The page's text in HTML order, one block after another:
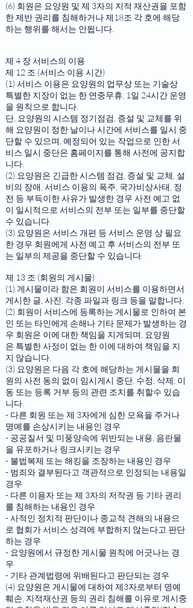
(6) 회원은 요양원 및 제 3자의 지적 재산권을 포함
한 제반 권리를 침해하거나 제18조 각 호에 해당
하는 행위를 해서는 안됩니다.
제 4 장 서비스의 이용
제 12 조 (서비스 이용 시간)
(1) 서비스 이용은 요양원의 업무상 또는 기술상
특별한 지장이 없는 한 연중무휴, 1일 24시간 운영
을 원칙으로 합니다.
단, 요양원의 시스템 정기점검, 증설 및 교체를 위
해 요양원이 정한 날이나 시간에 서비스를 일시 중
단할 수 있으며, 예정되어 있는 작업으로 인한 서
비스 일시 중단은 홈페이지를 통해 사전에 공지합
니다.
(2) 요양원은 긴급한 시스템 점검, 증설 및 교체, 설
비의 장애, 서비스 이용의 폭주, 국가비상사태, 정
전 등 부득이한 사유가 발생한 경우 사전 예고 없
이 일시적으로 서비스의 전부 또는 일부를 중단할
수 있습니다.
(3) 요양원은 서비스 개편 등 서비스 운영 상 필요
한 경우 회원에게 사전 예고 후 서비스의 전부 또
는 일부의 제공을 중단할 수 있습니다.
제 13 조 (회원의 게시물)
(1) 게시물이라 함은 회원이 서비스를 이용하면서
게시한 글, 사진, 각종 파일과 링크 등을 말합니다.
(2) 회원이 서비스에 등록하는 게시물로 인하여 본
인 또는 타인에게 손해나 기타 문제가 발생하는 경
우 회원은 이에 대한 책임을 지게되며, 요양원
은 특별한 사정이 없는 한 이에 대하여 책임을 지
지 않습니다.
(3) 요양원은 다음 각 호에 해당하는 게시물을 회
원의 사전 동의 없이 임시게시 중단, 수정, 삭제, 이
동 또는 등록 거부 등의 관련 조치를 취할수 있습
니다.
- 다른 회원 또는 제 3자에게 심한 모욕을 주거나
명예를 손상시키는 내용인 경우
- 공공질서 및 미풍양속에 위반되는 내용, 음란물
을 유포하거나 링크시키는 경우
- 불법복제 또는 해킹을 조장하는 내용인 경우
- 범죄와 결부된다고 객관적으로 인정되는 내용일
경우
- 다른 이용자 또는 제 3자의 저작권 등 기타 권리
를 침해하는 내용인 경우
- 사적인 정치적 판단이나 종교적 견해의 내용으
로 협회가 서비스 성격에 부합하지 않는다고 판단
하는 경우
- 요양원에서 규정한 게시물 원칙에 어긋나는 경
우
- 기타 관계법령에 위배된다고 판단되는 경우
(4) 요양원은 게시물에 대하여 제3자로부터 명예
훼손, 지적재산권 등의 권리 침해를 이유로 게시중